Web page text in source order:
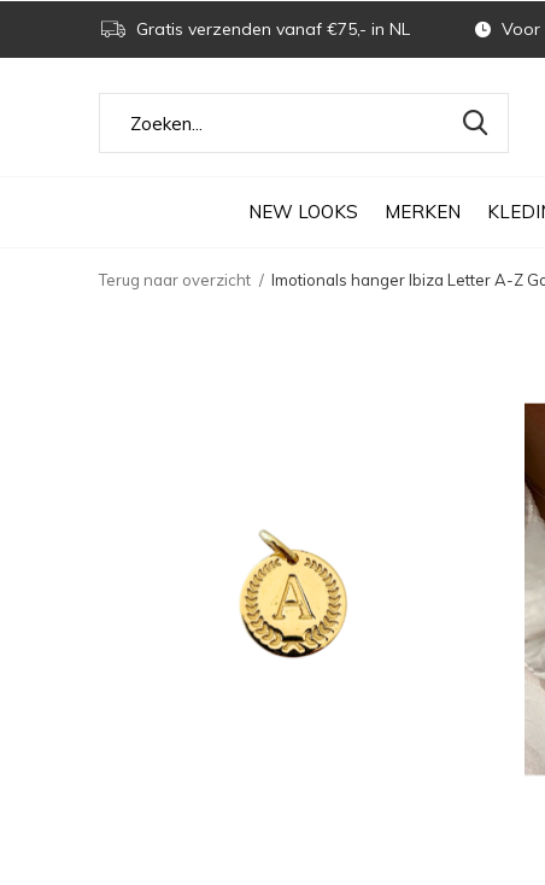
NEW LOOKS MERKEN
Gratis verzenden vanaf €75,- in NL Voor
Terug naar overzicht Imotionals hanger Ibiza Letter A-Z